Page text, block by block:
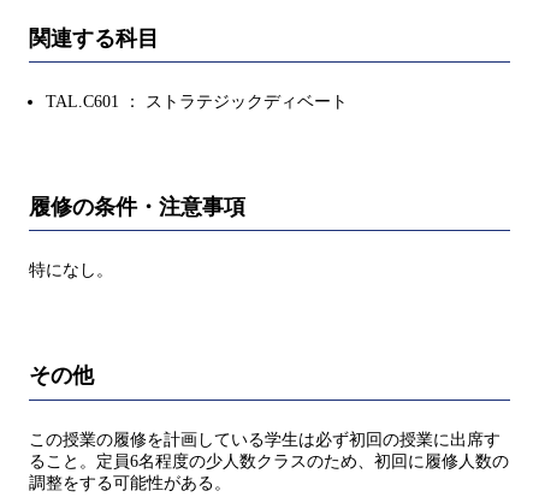
関連する科目
TAL.C601 ： ストラテジックディベート
履修の条件・注意事項
特になし。
その他
この授業の履修を計画している学生は必ず初回の授業に出席す
ること。定員6名程度の少人数クラスのため、初回に履修人数の
調整をする可能性がある。